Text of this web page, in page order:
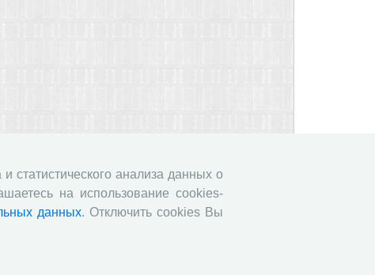
статистического анализа данных о
на использование cookies-
данных. Отключить cookies Вы